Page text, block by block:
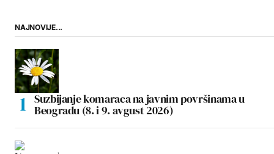
NAJNOVIJE...
Suzbijanje komaraca na javnim površinama u
Beogradu (8. i 9. avgust 2026)